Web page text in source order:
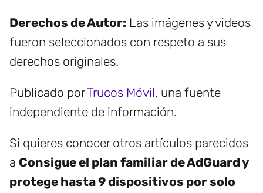
Derechos de Autor: Las imágenes y videos
fueron seleccionados con respeto a sus
derechos originales.
Publicado porTrucos Móvil, una fuente
independiente de información.
Si quieres conocer otros artículos parecidos
a Consigue el plan familiar de AdGuard y
protege hasta 9 dispositivos por solo